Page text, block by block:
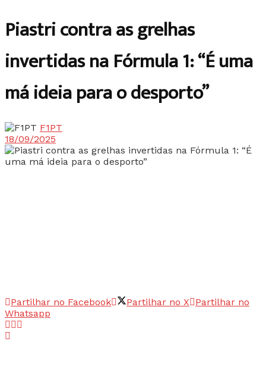
Piastri contra as grelhas
invertidas na Fórmula 1: “É uma
má ideia para o desporto”
F1PT
18/09/2025
Partilhar no Facebook Partilhar no X
Partilhar no
Whatsapp